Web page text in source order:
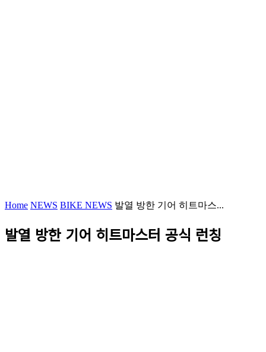
Home NEWS BIKE NEWS 발열 방한 기어 히트마스...
발열 방한 기어 히트마스터 공식 런칭